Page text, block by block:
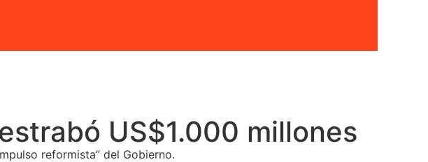
US$1.000 millones
reformista” del Gobierno.